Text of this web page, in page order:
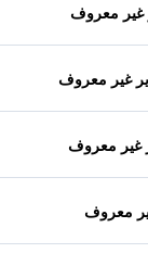
معروف